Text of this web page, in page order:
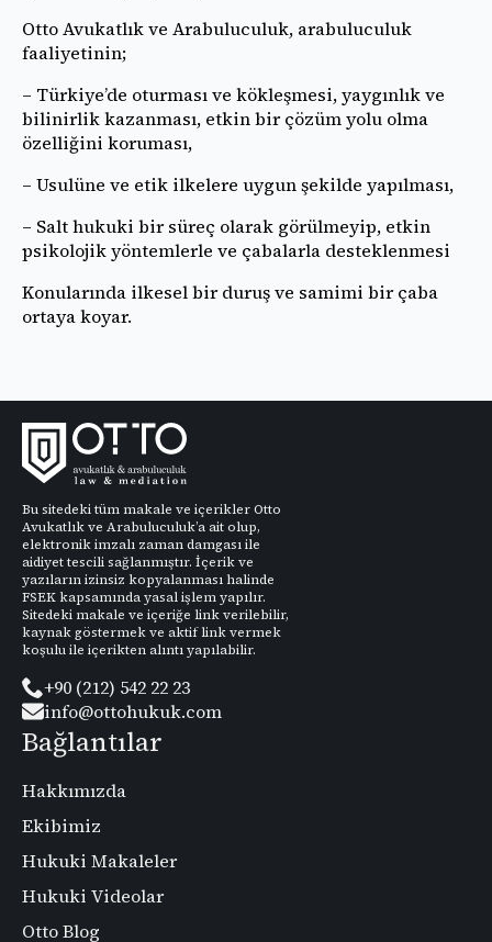
Otto Avukatlık ve Arabuluculuk, arabuluculuk
faaliyetinin;
– Türkiye’de oturması ve kökleşmesi, yaygınlık ve
bilinirlik kazanması, etkin bir çözüm yolu olma
özelliğini koruması,
– Usulüne ve etik ilkelere uygun şekilde yapılması,
– Salt hukuki bir süreç olarak görülmeyip, etkin
psikolojik yöntemlerle ve çabalarla desteklenmesi
Konularında ilkesel bir duruş ve samimi bir çaba
ortaya koyar.
Bu sitedeki tüm makale ve içerikler Otto
Avukatlık ve Arabuluculuk’a ait olup,
elektronik imzalı zaman damgası ile
aidiyet tescili sağlanmıştır. İçerik ve
yazıların izinsiz kopyalanması halinde
FSEK kapsamında yasal işlem yapılır.
Sitedeki makale ve içeriğe link verilebilir,
kaynak göstermek ve aktif link vermek
koşulu ile içerikten alıntı yapılabilir.
+90 (212) 542 22 23
info@ottohukuk.com
Bağlantılar
Hakkımızda
Ekibimiz
Hukuki Makaleler
Hukuki Videolar
Otto Blog